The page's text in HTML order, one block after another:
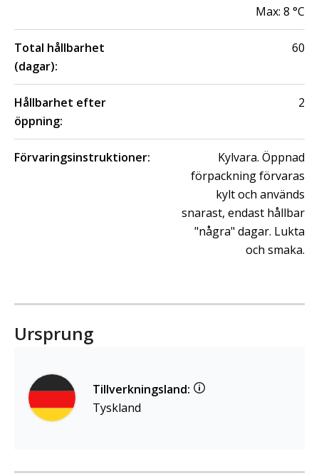
Max: 8 °C
Total hållbarhet
(dagar):
60
Hållbarhet efter
öppning:
2
Förvaringsinstruktioner:
Kylvara. Öppnad
förpackning förvaras
kylt och används
snarast, endast hållbar
"några" dagar. Lukta
och smaka.
Ursprung
Tillverkningsland:
Tyskland